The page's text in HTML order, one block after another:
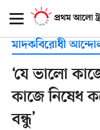
মাদকবিরোধী
‘যে ভালো
কাজে নিষেধ
বন্ধু’